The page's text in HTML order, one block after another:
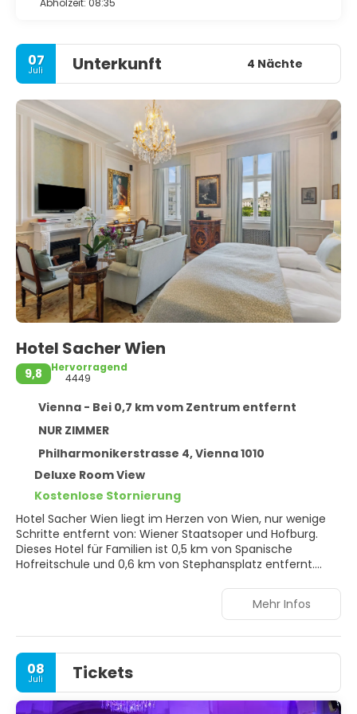
Abholzeit: 08:35
07
Juli Unterkunft 4 Nächte
Hotel Sacher Wien
9,8
Hervorragend
4449
Vienna - Bei 0,7 km vom Zentrum entfernt
NUR ZIMMER
Philharmonikerstrasse 4, Vienna 1010
Deluxe Room View
Kostenlose Stornierung
Hotel Sacher Wien liegt im Herzen von Wien, nur wenige
Schritte entfernt von: Wiener Staatsoper und Hofburg.
Dieses Hotel für Familien ist 0,5 km von Spanische
Hofreitschule und 0,6 km von Stephansplatz entfernt.
Entspann dich im Wellnessbereich, der Massagen,
Körperbehandlungen und Gesichtsbehandlungen bietet.
Dieses Hotel bietet auch kostenloses WLAN, ein
Concierge-Service und Babysitting (gegen Gebühr).
Fühl dich in den 152 Zimmern, die individuell ausgestattet
sind und iPod-Dockingstation und Minibars (mit einigen
kostenlosen Artikeln) bieten, wie zu Hause.
Mehr Infos
08
Juli Tickets